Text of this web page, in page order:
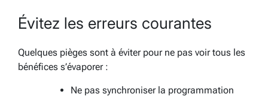
Évitez les erreurs courantes
Quelques pièges sont à éviter pour ne pas voir tous les
bénéfices s’évaporer :
Ne pas synchroniser la programmation